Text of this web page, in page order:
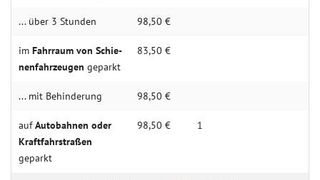
... über 3 Stunden 98,50 €
im Fahr­­raum von Schie­­
nen­fahr­­zeugen geparkt
83,50 €
... mit Behin­derung 98,50 €
aufAuto­­­bahnen oder
Kraft­­fahr­­­straßen
geparkt
98,50 € 1